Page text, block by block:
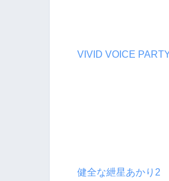
VIVID VOICE
健全な紲星あかり2